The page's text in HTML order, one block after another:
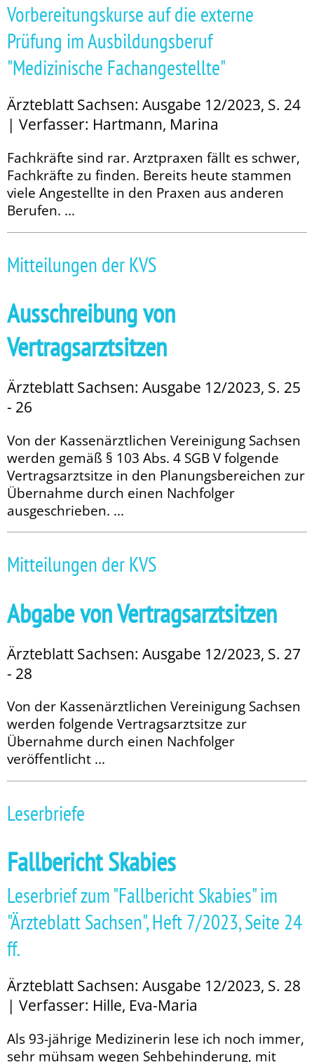
Vorbereitungskurse auf die externe
Prüfung im Ausbildungsberuf
"Medizinische Fachangestellte"
Ärzteblatt Sachsen: Ausgabe 12/2023, S. 24
| Verfasser: Hartmann, Marina
Fachkräfte sind rar. Arztpraxen fällt es schwer,
Fachkräfte zu finden. Bereits heute stammen
viele Angestellte in den Praxen aus anderen
Berufen. ...
Mitteilungen der KVS
Ausschreibung von
Vertragsarztsitzen
Ärzteblatt Sachsen: Ausgabe 12/2023, S. 25
- 26
Von der Kassenärztlichen Vereinigung Sachsen
werden gemäß § 103 Abs. 4 SGB V folgende
Vertragsarztsitze in den Planungsbereichen zur
Übernahme durch einen Nachfolger
ausgeschrieben. ...
Mitteilungen der KVS
Abgabe von Vertragsarztsitzen
Ärzteblatt Sachsen: Ausgabe 12/2023, S. 27
- 28
Von der Kassenärztlichen Vereinigung Sachsen
werden folgende Vertragsarztsitze zur
Übernahme durch einen Nachfolger
veröffentlicht ...
Leserbriefe
Fallbericht Skabies
Leserbrief zum "Fallbericht Skabies" im
"Ärzteblatt Sachsen", Heft 7/2023, Seite 24
ff.
Ärzteblatt Sachsen: Ausgabe 12/2023, S. 28
| Verfasser: Hille, Eva-Maria
Als 93-jährige Medizinerin lese ich noch immer,
sehr mühsam wegen Sehbehinderung, mit